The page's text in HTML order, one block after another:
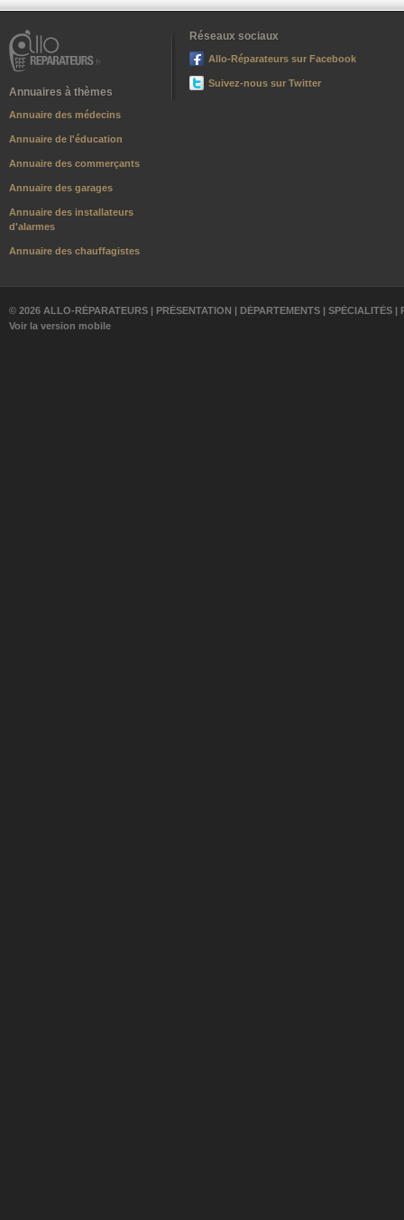
Annuaires à thèmes
Annuaire des médecins
Annuaire de l'éducation
Annuaire des commerçants
Annuaire des garages
Annuaire des installateurs
d'alarmes
Annuaire des chauffagistes
Réseaux sociaux
Allo-Réparateurs sur Facebook
Suivez-nous sur Twitter
© 2026 ALLO-RÉPARATEURS | PRÉSENTATION DÉPARTEMENTS SPÉCIALITÉS
Voir la version mobile